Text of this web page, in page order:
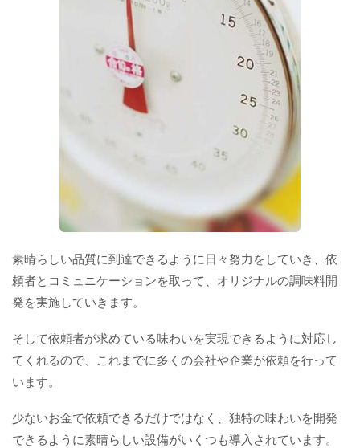
素晴らしい品質に到達できるように日々努力をしていき、依
頼者とコミュニケーションを取って、オリジナルの調味料開
発を実施していきます。
そして依頼者が求めている味わいを実現できるように対応し
てくれるので、これまでに多くの会社や企業が依頼を行って
います。
少ないお金で依頼できるだけではなく、独特の味わいを開発
できるように素晴らしい設備がいくつも導入されています。